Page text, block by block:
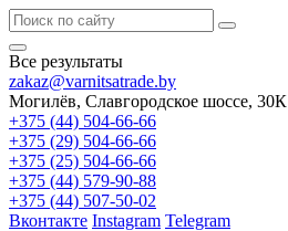
Все результаты
zakaz@varnitsatrade.by
Могилёв, Славгородское шоссе, 30К
+375 (44) 504-66-66
+375 (29) 504-66-66
+375 (25) 504-66-66
+375 (44) 579-90-88
+375 (44) 507-50-02
Вконтакте Instagram Telegram